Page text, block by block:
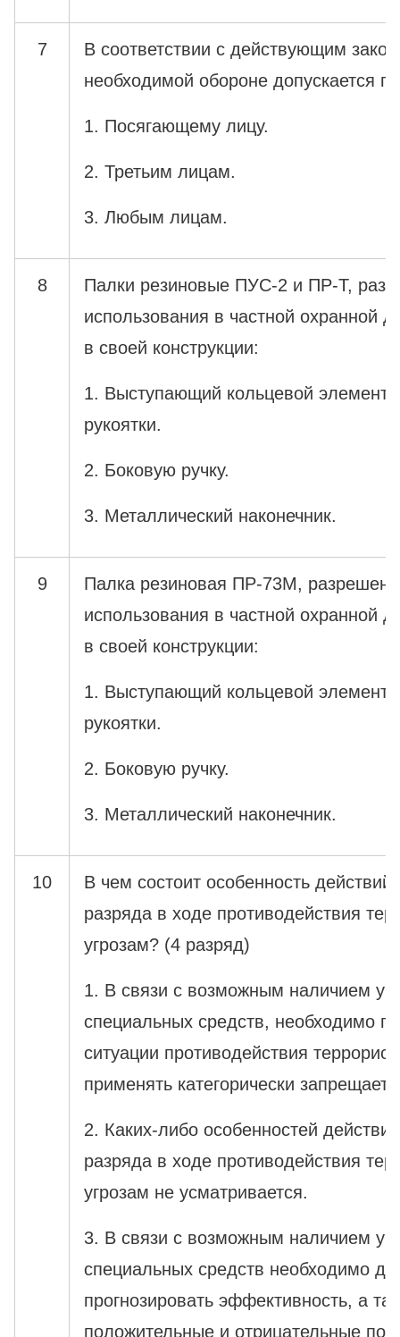
7
В соответствии с действующим
необходимой обороне допускается
1. Посягающему лицу.
2. Третьим лицам.
3. Любым лицам.
8
Палки резиновые ПУС-2 и ПР-Т,
использования в частной охранной
в своей конструкции:
1. Выступающий кольцевой элемент
рукоятки.
2. Боковую ручку.
3. Металлический наконечник.
9
Палка резиновая ПР-73М,
использования в частной охранной
в своей конструкции:
1. Выступающий кольцевой элемент
рукоятки.
2. Боковую ручку.
3. Металлический наконечник.
10
В чем состоит особенность действий
разряда в ходе противодействия
угрозам? (4 разряд)
1. В связи с возможным наличием у
специальных средств, необходимо
ситуации противодействия
применять категорически
2. Каких-либо особенностей
разряда в ходе противодействия
угрозам не усматривается.
3. В связи с возможным наличием у
специальных средств необходимо
прогнозировать эффективность, а
положительные и отрицательные